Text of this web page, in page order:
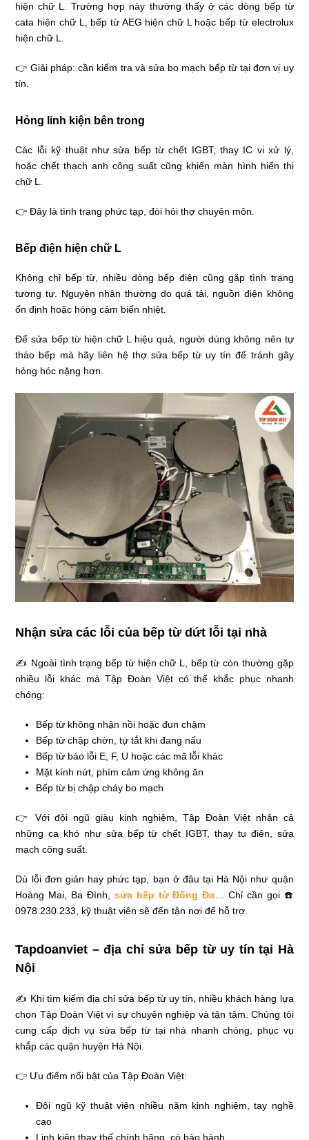
hiện chữ L. Trường hợp này thường thấy ở các dòng bếp từ
cata hiện chữ L, bếp từ AEG hiện chữ L hoặc bếp từ electrolux
hiện chữ L.
👉 Giải pháp: cần kiểm tra và sửa bo mạch bếp từ tại đơn vị uy
tín.
Hỏng linh kiện bên trong
Các lỗi kỹ thuật như sửa bếp từ chết IGBT, thay IC vi xử lý,
hoặc chết thạch anh công suất cũng khiến màn hình hiển thị
chữ L.
👉 Đây là tình trạng phức tạp, đòi hỏi thợ chuyên môn.
Bếp điện hiện chữ L
Không chỉ bếp từ, nhiều dòng bếp điện cũng gặp tình trạng
tương tự. Nguyên nhân thường do quá tải, nguồn điện không
ổn định hoặc hỏng cảm biến nhiệt.
Để sửa bếp từ hiện chữ L hiệu quả, người dùng không nên tự
tháo bếp mà hãy liên hệ thợ sửa bếp từ uy tín để tránh gây
hỏng hóc nặng hơn.
Nhận sửa các lỗi của bếp từ dứt lỗi tại nhà
✍ Ngoài tình trạng bếp từ hiện chữ L, bếp từ còn thường gặp
nhiều lỗi khác mà Tập Đoàn Việt có thể khắc phục nhanh
chóng:
Bếp từ không nhận nồi hoặc đun chậm
Bếp từ chập chờn, tự tắt khi đang nấu
Bếp từ báo lỗi E, F, U hoặc các mã lỗi khác
Mặt kính nứt, phím cảm ứng không ăn
Bếp từ bị chập cháy bo mạch
👉 Với đội ngũ giàu kinh nghiệm, Tập Đoàn Việt nhận cả
những ca khó như sửa bếp từ chết IGBT, thay tụ điện, sửa
mạch công suất.
Dù lỗi đơn giản hay phức tạp, bạn ở đâu tại Hà Nội như quận
Hoàng Mai, Ba Đình, sửa bếp từ Đống Đa … Chỉ cần gọi ☎️
0978.230.233, kỹ thuật viên sẽ đến tận nơi để hỗ trợ.
Tapdoanviet – địa chỉ sửa bếp từ uy tín tại Hà
Nội
✍ Khi tìm kiếm địa chỉ sửa bếp từ uy tín, nhiều khách hàng lựa
chọn Tập Đoàn Việt vì sự chuyên nghiệp và tận tâm. Chúng tôi
cung cấp dịch vụ sửa bếp từ tại nhà nhanh chóng, phục vụ
khắp các quận huyện Hà Nội.
👉 Ưu điểm nổi bật của Tập Đoàn Việt:
Đội ngũ kỹ thuật viên nhiều năm kinh nghiệm, tay nghề
cao
Linh kiện thay thế chính hãng, có bảo hành